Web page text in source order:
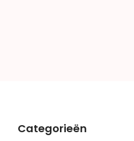
Categorieën